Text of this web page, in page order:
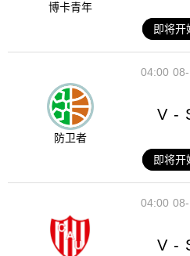
博卡青年
即将开
04:00
防卫者
V -
即将开
04:00
V -